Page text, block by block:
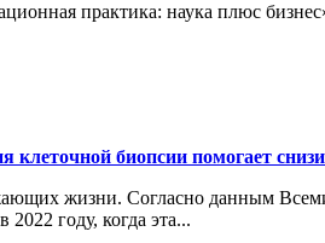
практика: наука плюс
клеточной биопсии помогает
жизни. Согласно данным
году, когда эта...